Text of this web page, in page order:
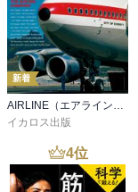
新着
イカロス出版
4位